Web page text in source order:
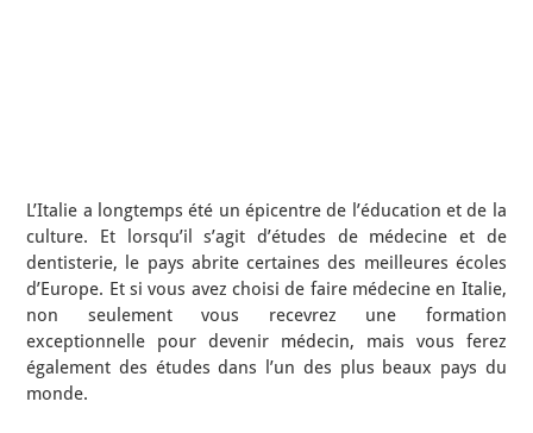
L’Italie a longtemps été un épicentre de l’éducation et de la
culture. Et lorsqu’il s’agit d’études de médecine et de
dentisterie, le pays abrite certaines des meilleures écoles
d’Europe. Et si vous avez choisi de faire médecine en Italie,
non seulement vous recevrez une formation
exceptionnelle pour devenir médecin, mais vous ferez
également des études dans l’un des plus beaux pays du
monde.